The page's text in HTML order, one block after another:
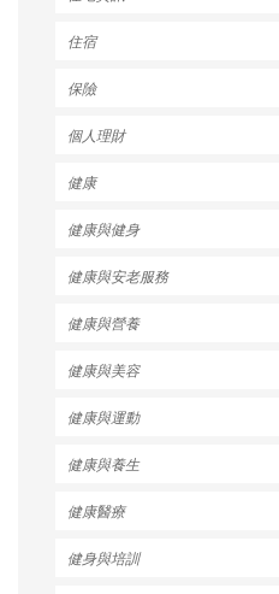
住宿
保險
個人理財
健康
健康與健身
健康與安老服務
健康與營養
健康與美容
健康與運動
健康與養生
健康醫療
健身與培訓